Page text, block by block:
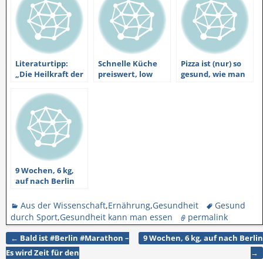
Literaturtipp:
„Die Heilkraft der
Schnelle Küche
preiswert, low
Pizza ist (nur) so
gesund, wie man
9 Wochen, 6 kg,
auf nach Berlin
Aus der Wissenschaft,Ernährung,Gesundheit
Gesund
durch Sport,Gesundheit kann man essen permalink
Artikelnavigation
← Bald ist #Berlin #Marathon –
Es wird Zeit für den
9 Wochen, 6 kg, auf nach Berlin
→